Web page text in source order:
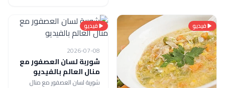
فيديو فيديو
2026-07-08
شوربة لسان العصفور مع
منال العالم بالفيديو
شوربة لسان العصفور مع منال